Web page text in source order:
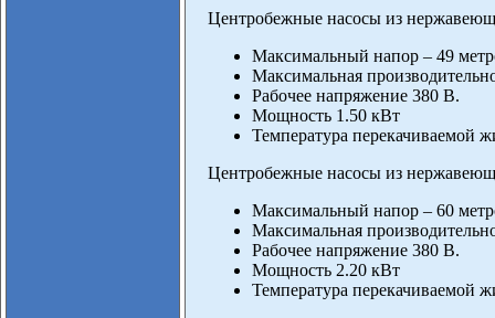
Центробежные насосы из
Максимальный напор – 49
Максимальная
Рабочее напряжение 380 В.
Мощность 1.50 кВт
Температура перекачиваемой
Центробежные насосы из
Максимальный напор – 60
Максимальная
Рабочее напряжение 380 В.
Мощность 2.20 кВт
Температура перекачиваемой